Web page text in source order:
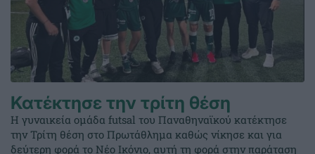
Κατέκτησε την τρίτη θέση
Η γυναικεία ομάδα futsal του Παναθηναϊκού κατέκτησε
την Τρίτη θέση στο Πρωτάθλημα καθώς νίκησε και για
δεύτερη φορά το Νέο Ικόνιο, αυτή τη φορά στην παράταση